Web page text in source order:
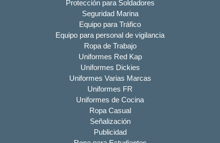
Protección para Soldadores
Seguridad Marina
Equipo para Tráfico
Equipo para personal de vigilancia
Ropa de Trabajo
Uniformes Red Kap
Uniformes Dickies
Uniformes Varias Marcas
Uniformes FR
Uniformes de Cocina
Ropa Casual
Señalización
Publicidad